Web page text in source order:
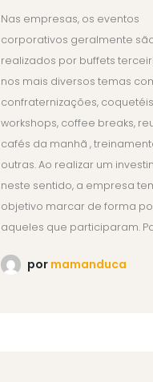
Nas empresas, os eventos
corporativos geralmente
realizados por buffets
nos mais diversos temas
confraternizações,
workshops, coffee breaks,
cafés da manhã ,
outras. Ao realizar um
neste sentido, a empresa
objetivo marcar de forma
aqueles que participaram.
por mamanduca